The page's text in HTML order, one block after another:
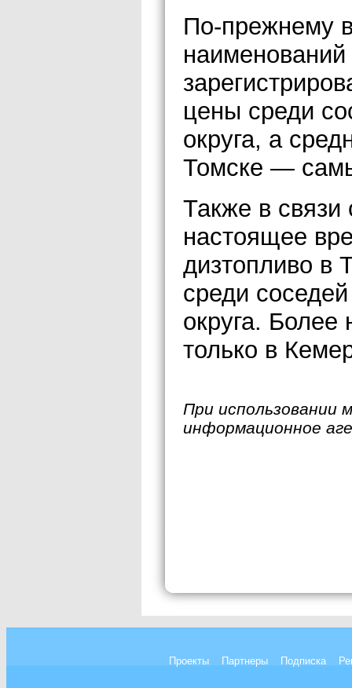
По-прежнему
цены среди
округа, а
Томске —
Также в
настоящее
дизтопливо в
среди
округа.
только в
При использовании
информационное
Проекты Партнеры Подписка